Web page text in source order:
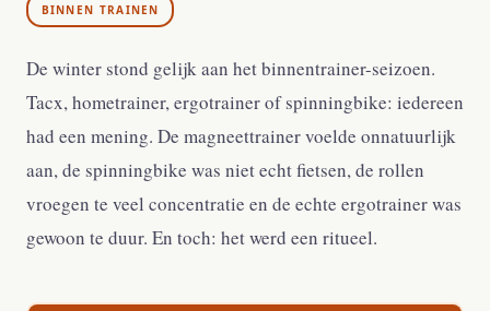
BINNEN TRAINEN
De winter stond gelijk aan het binnentrainer-seizoen.
Tacx, hometrainer, ergotrainer of spinningbike: iedereen
had een mening. De magneettrainer voelde onnatuurlijk
aan, de spinningbike was niet echt fietsen, de rollen
vroegen te veel concentratie en de echte ergotrainer was
gewoon te duur. En toch: het werd een ritueel.